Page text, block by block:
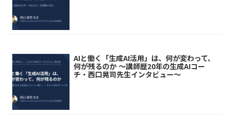
AIと働く「生成AI活用」は、何が変わって、
何が残るのか ～講師歴20年の生成AIコー
チ・西口晃司先生インタビュー～